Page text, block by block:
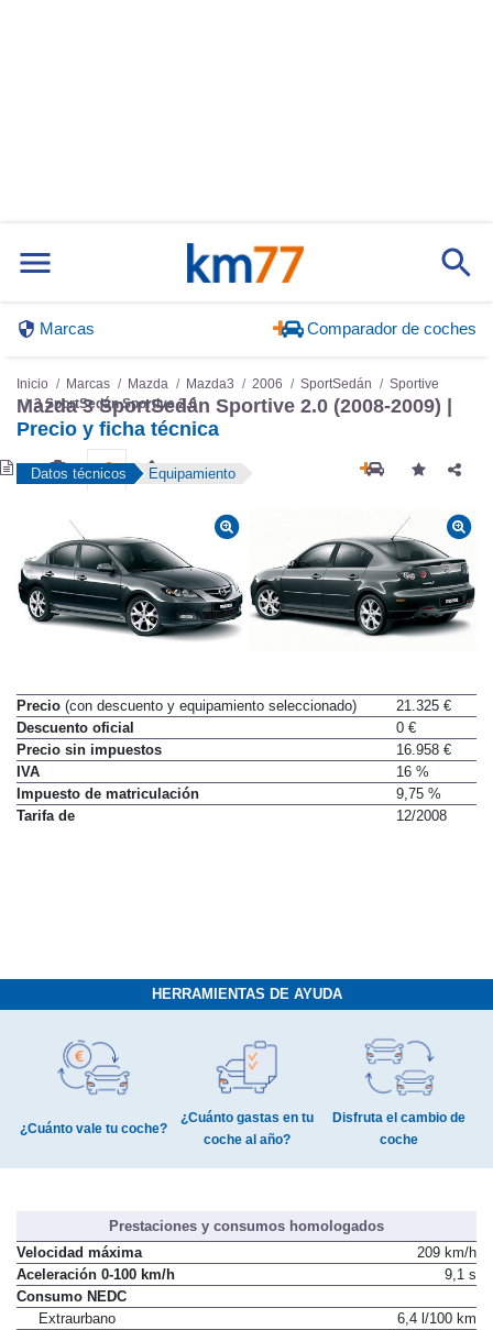
Marcas Comparador de coches
Inicio Marcas Mazda Mazda3 2006 SportSedán
Sportive
3 SportSedán Sportive 2.0
Mazda 3 SportSedán Sportive 2.0 (2008-2009) |
Precio y ficha técnica
Datos técnicos Equipamiento
Precio (con descuento y equipamiento seleccionado)
21.325 €
Descuento oficial
0 €
Precio sin impuestos
16.958 €
IVA
16 %
Impuesto de matriculación
9,75 %
Tarifa de
12/2008
HERRAMIENTAS DE AYUDA
¿Cuánto vale tu coche?
¿Cuánto gastas en tu
coche al año?
Disfruta el cambio de
coche
Prestaciones y consumos homologados
Velocidad máxima
209 km/h
Aceleración 0-100 km/h
9,1 s
Consumo NEDC
Extraurbano
6,4 l/100 km